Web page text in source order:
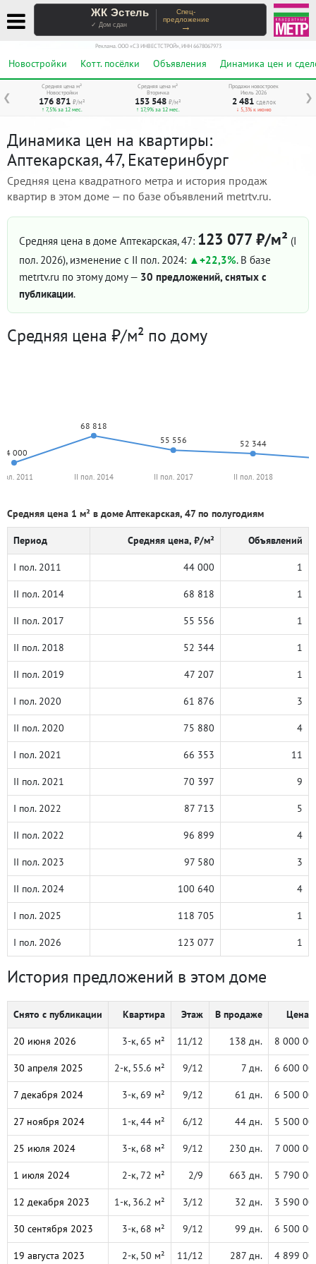
ЖК Эстель
✓ Дом сдан
Спец-
предложение
→
Реклама. ООО «СЗ ИНВЕСТСТРОЙ», ИНН 6678067973
Новостройки Котт. посёлки Объявления Динамика цен и
❮ ❯
Средняя цена м²
Новостройки
176 871 ₽/м²
↑ 7,5% за 12 мес.
Средняя цена м²
Вторичка
153 548 ₽/м²
↑ 17,9% за 12 мес.
Продажи новостроек
Июль 2026
2 481 сделок
↓ 5,3% к июню
Динамика цен на квартиры:
Аптекарская, 47, Екатеринбург
Средняя цена квадратного метра и история продаж
квартир в этом доме — по базе объявлений metrtv.ru.
Средняя цена в доме Аптекарская, 47: 123 077 ₽/м² (I
пол. 2026), изменение с II пол. 2024: +22,3%. В базе
metrtv.ru по этому дому — 30 предложений, снятых с
публикации.
Средняя цена ₽/м² по дому
44 000
68 818
55 556
52 344
2011 II пол. 2014 II пол. 2017 II пол. 2018
Средняя цена 1 м² в доме Аптекарская, 47 по полугодиям
Период Средняя цена, ₽/м² Объявлений
I пол. 2011 44 000 1
II пол. 2014 68 818 1
II пол. 2017 55 556 1
II пол. 2018 52 344 1
II пол. 2019 47 207 1
I пол. 2020 61 876 3
II пол. 2020 75 880 4
I пол. 2021 66 353 11
II пол. 2021 70 397 9
I пол. 2022 87 713 5
II пол. 2022 96 899 4
II пол. 2023 97 580 3
II пол. 2024 100 640 4
I пол. 2025 118 705 1
I пол. 2026 123 077 1
История предложений в этом доме
Снято с публикации Квартира Этаж В продаже Цена,
20 июня 2026 3-к, 65 м² 11/12 138 дн. 8 000
30 апреля 2025 2-к, 55.6 м² 9/12 7 дн. 6 600
7 декабря 2024 3-к, 69 м² 9/12 61 дн. 6 500
27 ноября 2024 1-к, 44 м² 6/12 44 дн. 5 500
25 июля 2024 3-к, 68 м² 9/12 230 дн. 7 000
1 июля 2024 2-к, 72 м² 2/9 663 дн. 5 790
12 декабря 2023 1-к, 36.2 м² 3/12 32 дн. 3 590
30 сентября 2023 3-к, 68 м² 9/12 99 дн. 6 500
19 августа 2023 2-к, 50 м² 11/12 287 дн. 4 899